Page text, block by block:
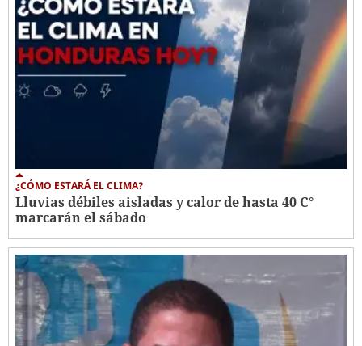
¿CÓMO ESTARÁ EL CLIMA?
Lluvias débiles aisladas y calor de hasta 40 C°
marcarán el sábado